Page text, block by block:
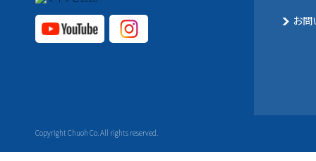
Copyright Chuoh Co. All rights reserved.
お